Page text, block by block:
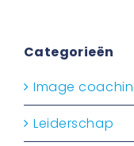
Categorieën
Image
Leiderschap